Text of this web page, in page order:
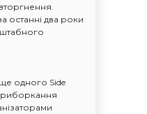
останні два роки
одного Side
Приборкання